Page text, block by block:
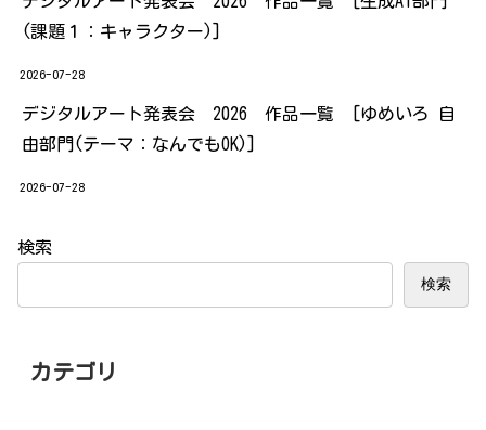
(課題１：キャラクター)]
2026-07-28
デジタルアート発表会 2026 作品一覧 [ゆめいろ 自
由部門(テーマ：なんでもOK)]
2026-07-28
検索
検索
カテゴリ